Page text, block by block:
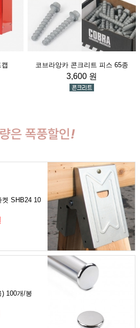
코브라앙카 콘크리트 피스 65종
3,600 원
SHB24 10
100개/봉